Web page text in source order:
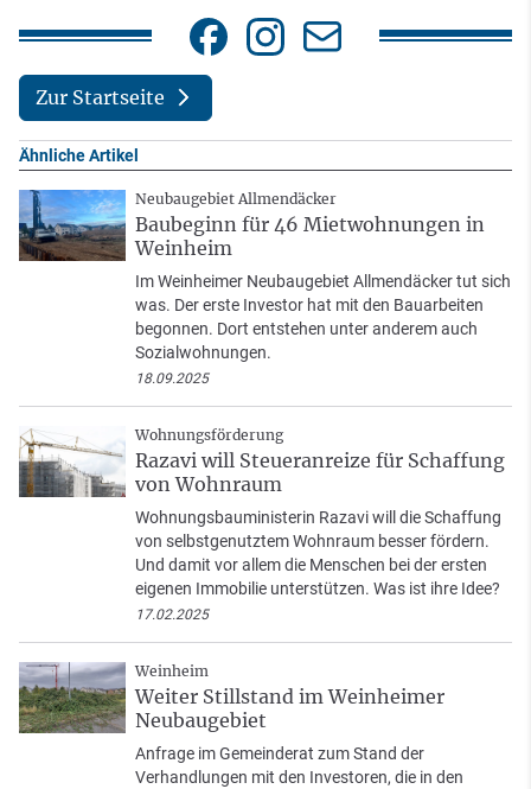
Zur Startseite
Ähnliche Artikel
Neubaugebiet Allmendäcker
Baubeginn für 46 Mietwohnungen in
Weinheim
Im Weinheimer Neubaugebiet Allmendäcker tut sich
was. Der erste Investor hat mit den Bauarbeiten
begonnen. Dort entstehen unter anderem auch
Sozialwohnungen.
18.09.2025
Wohnungsförderung
Razavi will Steueranreize für Schaffung
von Wohnraum
Wohnungsbauministerin Razavi will die Schaffung
von selbstgenutztem Wohnraum besser fördern.
Und damit vor allem die Menschen bei der ersten
eigenen Immobilie unterstützen. Was ist ihre Idee?
17.02.2025
Weinheim
Weiter Stillstand im Weinheimer
Neubaugebiet
Anfrage im Gemeinderat zum Stand der
Verhandlungen mit den Investoren, die in den